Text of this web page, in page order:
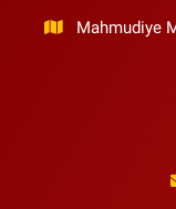
Mahmudiye